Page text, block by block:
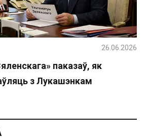
паказаў, як
з Лукашэнкам
26.06.2026